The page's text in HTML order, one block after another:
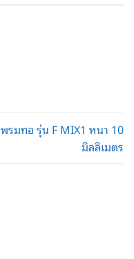
พรมทอ รุ่น F MIX1 หนา 10
มิลลิเมตร